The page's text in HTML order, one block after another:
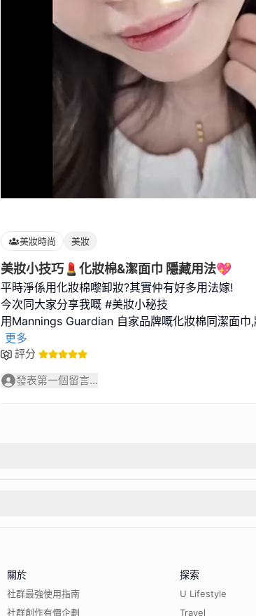
88.24%
美妝時尚 美妝
美妝小技巧💄化妝棉&潔面巾 隱藏用法💖
平時淨係用化妝棉嚟卸妝?其實仲有好多用法嫁!
今次同大家分享我嘅 #美妝小秘技
用Mannings Guardian 自家品牌嘅化妝棉同潔面巾
更多
評分
發表第一個留言...
關於
社群最強使用指南
社群創作有價企劃
探索
U Lifestyle
Travel